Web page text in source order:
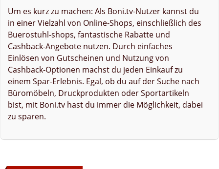
Um es kurz zu machen: Als Boni.tv-Nutzer kannst du
in einer Vielzahl von Online-Shops, einschließlich des
Buerostuhl-shops, fantastische Rabatte und
Cashback-Angebote nutzen. Durch einfaches
Einlösen von Gutscheinen und Nutzung von
Cashback-Optionen machst du jeden Einkauf zu
einem Spar-Erlebnis. Egal, ob du auf der Suche nach
Büromöbeln, Druckprodukten oder Sportartikeln
bist, mit Boni.tv hast du immer die Möglichkeit, dabei
zu sparen.